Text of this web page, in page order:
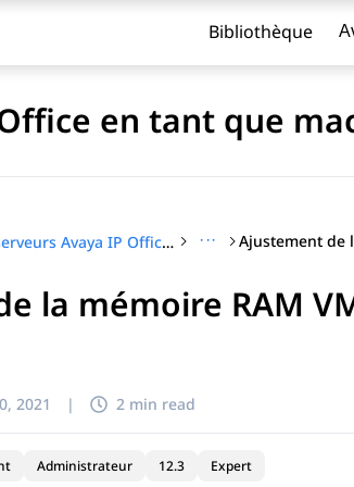
Bibliothèque
en tant que
Déploiement des serveurs Avaya IP Office en tant que machines virtuelles ···
la mémoire RAM
2021 | 2 min read
Administrateur 12.3 Expert